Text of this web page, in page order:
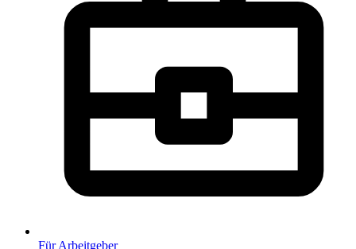
Für Arbeitgeber